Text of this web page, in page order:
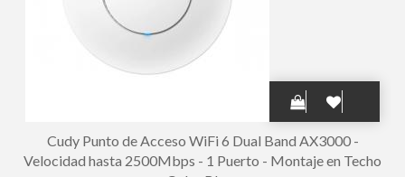
Cudy Punto de Acceso WiFi 6 Dual Band AX3000 -
Velocidad hasta 2500Mbps - 1 Puerto - Montaje en Techo